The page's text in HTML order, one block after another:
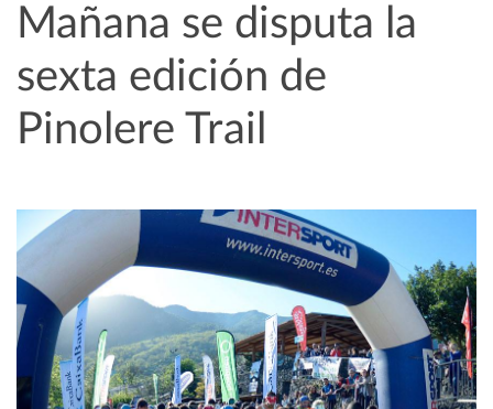
Mañana se disputa la
sexta edición de
Pinolere Trail